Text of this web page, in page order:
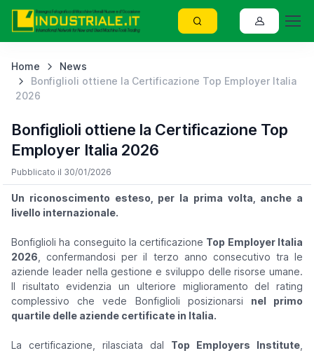
Home
News
Bonfiglioli ottiene la Certificazione Top Employer Italia
2026
Bonfiglioli ottiene la Certificazione Top
Employer Italia 2026
Pubblicato il 30/01/2026
Un riconoscimento esteso, per la prima volta, anche a
livello internazionale.
Bonfiglioli ha conseguito la certificazione Top Employer Italia
2026 , confermandosi per il terzo anno consecutivo tra le
aziende leader nella gestione e sviluppo delle risorse umane.
Il risultato evidenzia un ulteriore miglioramento del rating
complessivo che vede Bonfiglioli posizionarsi nel primo
quartile delle aziende certificate in Italia.
La certificazione, rilasciata dal Top Employers Institute